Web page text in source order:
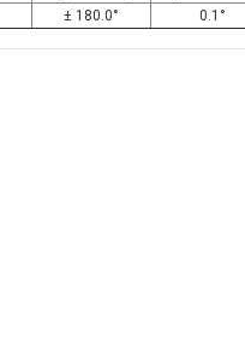
± 180.0° 0.1°